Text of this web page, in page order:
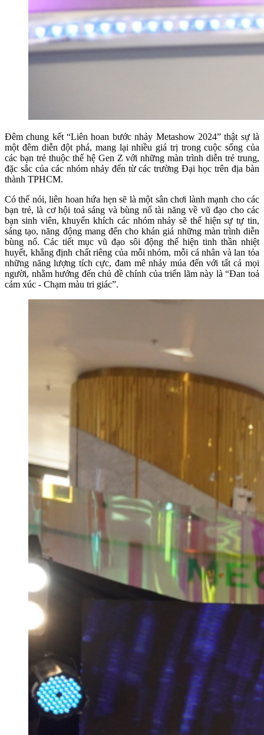
Đêm chung kết “Liên hoan bước nhảy Metashow 2024” thật sự là
một đêm diễn đột phá, mang lại nhiều giá trị trong cuộc sống của
các bạn trẻ thuộc thế hệ Gen Z với những màn trình diễn trẻ trung,
đặc sắc của các nhóm nhảy đến từ các trường Đại học trên địa bàn
thành TPHCM.
Có thể nói, liên hoan hứa hẹn sẽ là một sân chơi lành mạnh cho các
bạn trẻ, là cơ hội toả sáng và bùng nổ tài năng về vũ đạo cho các
bạn sinh viên, khuyến khích các nhóm nhảy sẽ thể hiện sự tự tin,
sáng tạo, năng động mang đến cho khán giả những màn trình diễn
bùng nổ. Các tiết mục vũ đạo sôi động thể hiện tinh thần nhiệt
huyết, khẳng định chất riêng của mỗi nhóm, mỗi cá nhân và lan tỏa
những năng lượng tích cực, đam mê nhảy múa đến với tất cả mọi
người, nhằm hướng đến chủ đề chính của triển lãm này là “Đan toả
cảm xúc - Chạm màu tri giác”.